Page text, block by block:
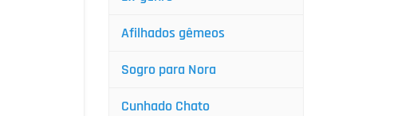
Afilhados gêmeos
Sogro para Nora
Cunhado Chato